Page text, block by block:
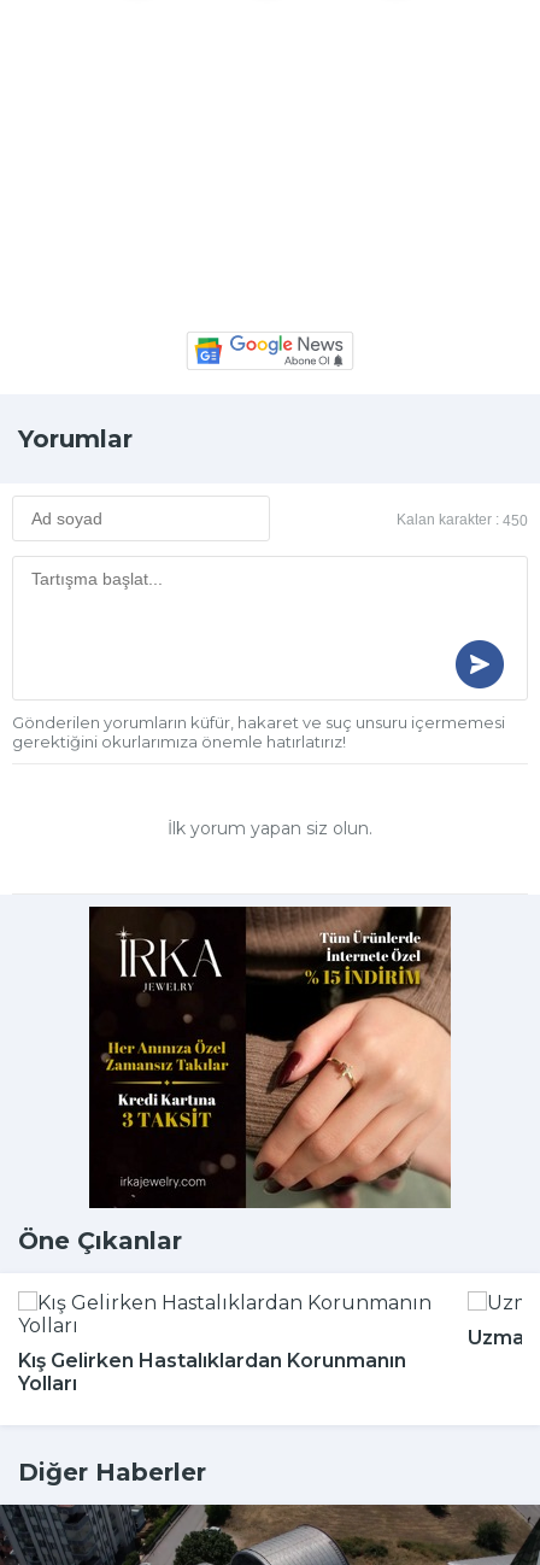
Yorumlar
Kalan karakter : 450
Gönderilen yorumların küfür, hakaret ve suç unsuru içermemesi
gerektiğini okurlarımıza önemle hatırlatırız!
İlk yorum yapan siz olun.
Öne Çıkanlar
Kış Gelirken Hastalıklardan Korunmanın
Yolları
Diğer Haberler